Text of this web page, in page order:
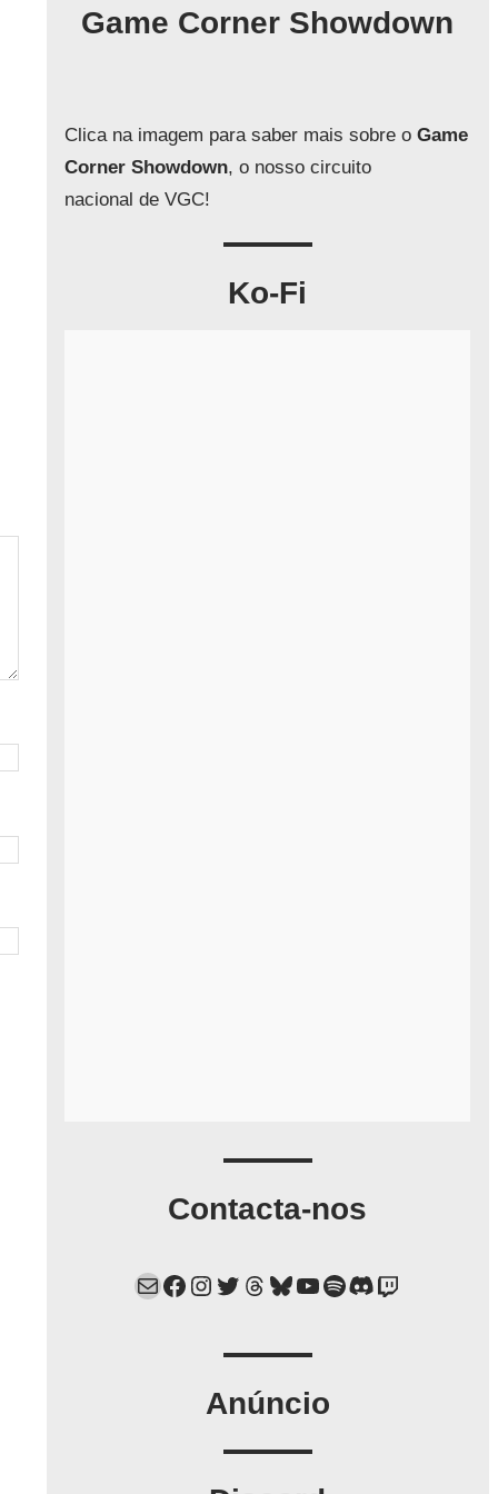
Game Corner Showdown
Clica na imagem para saber mais sobre oGame
Corner Showdown, o nosso circuito
nacional de VGC!
Ko-Fi
Contacta-nos
Mail Facebook Instagram Twitter Threads Bluesky YouTube Spotify Discord Twitch
Anúncio